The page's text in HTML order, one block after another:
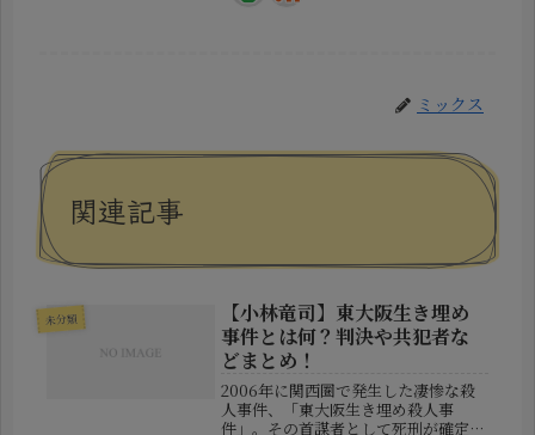
ミックス
関連記事
未分類
【小林竜司】東大阪生き埋め
事件とは何？判決や共犯者な
どまとめ！
2006年に関西圏で発生した凄惨な殺
人事件、「東大阪生き埋め殺人事
件」。その首謀者として死刑が確定し